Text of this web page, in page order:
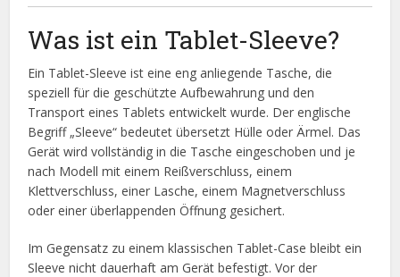
Was ist ein Tablet-Sleeve?
Ein Tablet-Sleeve ist eine eng anliegende Tasche, die
speziell für die geschützte Aufbewahrung und den
Transport eines Tablets entwickelt wurde. Der englische
Begriff „Sleeve“ bedeutet übersetzt Hülle oder Ärmel. Das
Gerät wird vollständig in die Tasche eingeschoben und je
nach Modell mit einem Reißverschluss, einem
Klettverschluss, einer Lasche, einem Magnetverschluss
oder einer überlappenden Öffnung gesichert.
Im Gegensatz zu einem klassischen Tablet-Case bleibt ein
Sleeve nicht dauerhaft am Gerät befestigt. Vor der